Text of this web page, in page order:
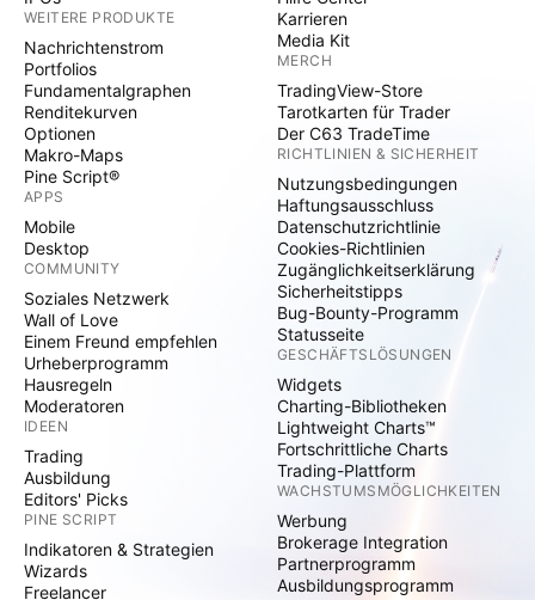
WEITERE PRODUKTE
Nachrichtenstrom
Portfolios
Fundamentalgraphen
Renditekurven
Optionen
Makro-Maps
Pine Script®
APPS
Mobile
Desktop
COMMUNITY
Soziales Netzwerk
Wall of Love
Einem Freund empfehlen
Urheberprogramm
Hausregeln
Moderatoren
IDEEN
Trading
Ausbildung
Editors' Picks
PINE SCRIPT
Indikatoren & Strategien
Wizards
Freelancer
Karrieren
Media Kit
MERCH
TradingView-Store
Tarotkarten für Trader
Der C63 TradeTime
RICHTLINIEN & SICHERHEIT
Nutzungsbedingungen
Haftungsausschluss
Datenschutzrichtlinie
Cookies-Richtlinien
Zugänglichkeitserklärung
Sicherheitstipps
Bug-Bounty-Programm
Statusseite
GESCHÄFTSLÖSUNGEN
Widgets
Charting-Bibliotheken
Lightweight Charts™
Fortschrittliche Charts
Trading-Plattform
WACHSTUMSMÖGLICHKEITEN
Werbung
Brokerage Integration
Partnerprogramm
Ausbildungsprogramm